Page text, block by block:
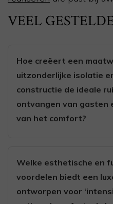
VEEL
Hoe creëert een
uitzonderlijke isolatie
constructie de ideale
ontvangen van gasten
van het comfort?
waardoor u gasten het
ontvangen, ongeacht het
constructie met
Welke esthetische en
voordelen biedt een
ontworpen voor